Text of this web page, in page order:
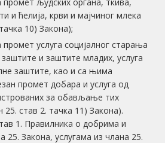
и ћелија, крви и мајчиног млека
10) Закона);
промет услуга социјалног старања
и заштите младих, услуга
заштите, као и са њима
промет добара и услуга од
за обављање тих
25. став 2. тачка 11) Закона).
1. Правилника о добрима и
25. Закона, услугама из члана 25.